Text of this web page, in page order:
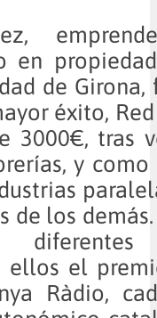
en
de Girona,
éxito,
3000€, tras
y
de los
ellos el
Ràdio,